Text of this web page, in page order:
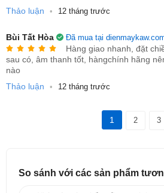
3. Thông số kỹ thuật máy
- Model: KAW K580 Mini
- Độ phân giải: 1920x1080P hỗ trợ 4K
- Kích thước chiếu: 40–200 inch
Thảo luận
• 12 tháng trước
Bùi Tất Hòa Đã mua tại
Hàng giao nhanh, đặt
sau có, âm thanh tốt, hàngchính hãng
nào
Thảo luận
• 12 tháng trước
1 2 3
So sánh với các sản phẩm